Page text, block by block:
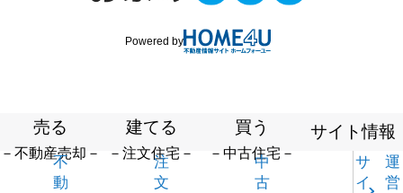
Powered by
売る
－不動産売却－
不
動
建てる
－注文住宅－
注
文
買う
－中古住宅－
中
古
サイト情報
サ
イ
運
営